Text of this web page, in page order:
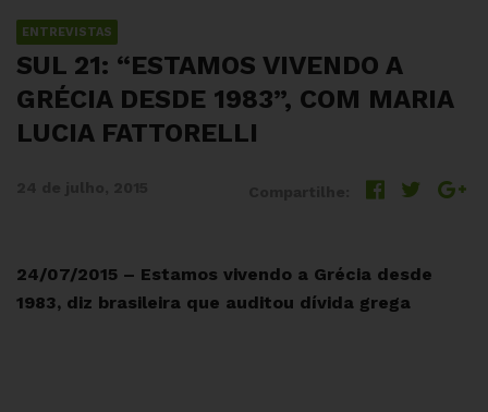
ENTREVISTAS
SUL 21: “ESTAMOS VIVENDO A
GRÉCIA DESDE 1983”, COM MARIA
LUCIA FATTORELLI
24/07/2015 – Estamos vivendo a Grécia desde
1983, diz brasileira que auditou dívida grega